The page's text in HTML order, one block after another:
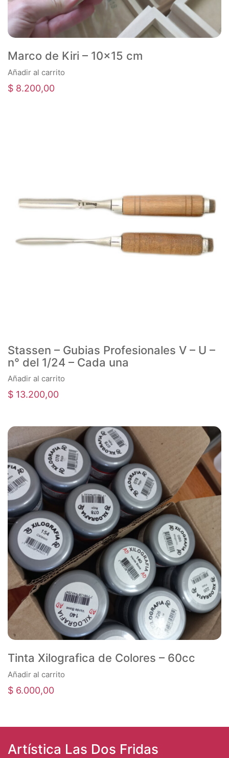
Marco de Kiri – 10×15 cm
Añadir al carrito
$ 8.200,00
Stassen – Gubias Profesionales V – U –
n° del 1/24 – Cada una
Añadir al carrito
$ 13.200,00
Tinta Xilografica de Colores – 60cc
Añadir al carrito
$ 6.000,00
Artística Las Dos Fridas